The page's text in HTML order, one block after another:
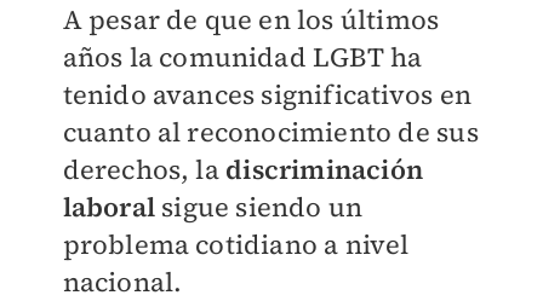
A pesar de que en los últimos
años la comunidad LGBT ha
tenido avances significativos en
cuanto al reconocimiento de sus
derechos, ladiscriminación
laboral sigue siendo un
problema cotidiano a nivel
nacional.